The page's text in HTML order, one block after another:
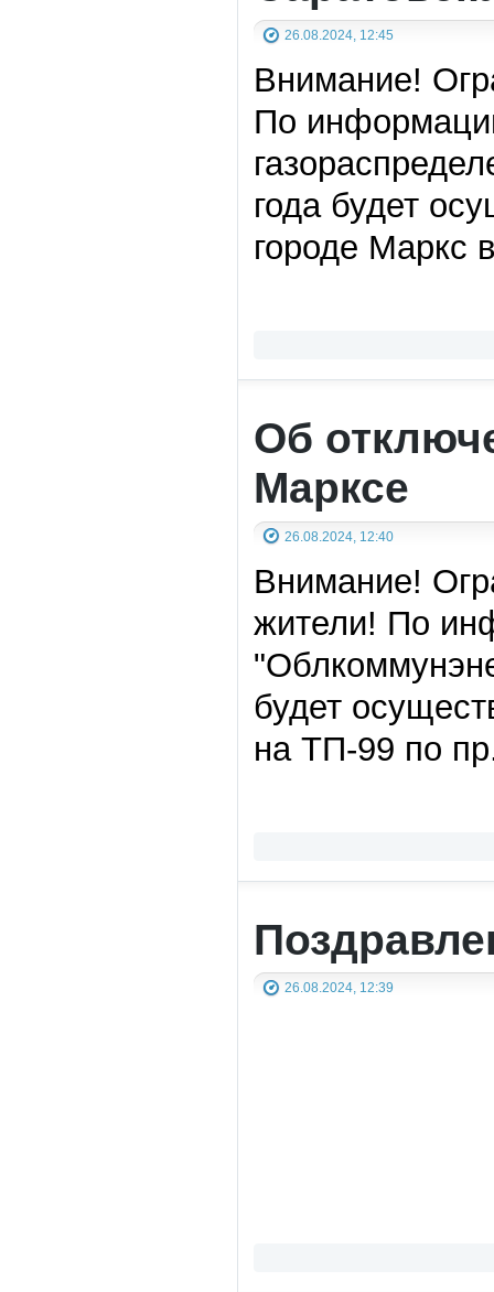
26.08.2024, 12:45
Внимание!
По
года будет
городе Маркс
Об
Марксе
26.08.2024, 12:40
Внимание!
жители! По
будет
на ТП-99 по
26.08.2024, 12:39